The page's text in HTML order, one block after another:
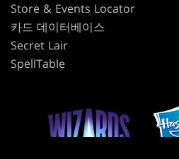
Store & Events Locator
카드 데이터베이스
Secret Lair
SpellTable